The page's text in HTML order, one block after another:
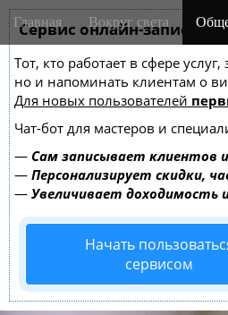
Сервис онлайн-записи
Тот, кто работает в сфере
но и напоминать клиентам о
Для новых пользователей
Чат-бот для мастеров и
— Сам записывает клиентов
— Персонализирует скидки,
— Увеличивает
Начать
сервисом
M
a
n
m
e
n
u
i
Главная Вокруг света